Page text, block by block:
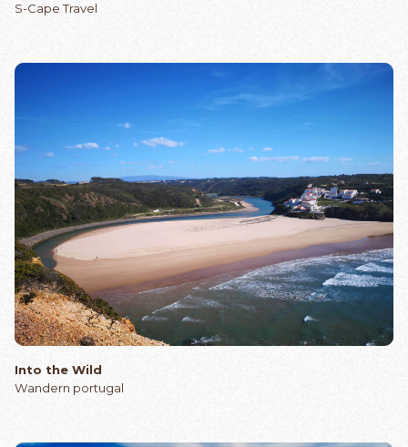
S-Cape Travel
Into the Wild
Wandern portugal